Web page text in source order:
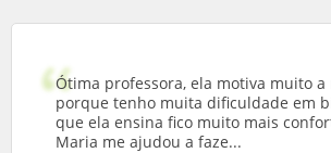
Ótima professora, ela motiva muito
porque tenho muita dificuldade em
que ela ensina fico muito mais
Maria me ajudou a faze...